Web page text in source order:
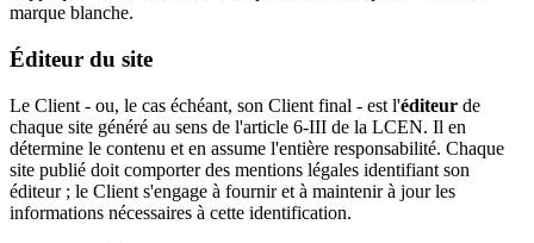
marque blanche.
Éditeur du site
Le Client - ou, le cas échéant, son Client final - est l'éditeur de
chaque site généré au sens de l'article 6-III de la LCEN. Il en
détermine le contenu et en assume l'entière responsabilité. Chaque
site publié doit comporter des mentions légales identifiant son
éditeur ; le Client s'engage à fournir et à maintenir à jour les
informations nécessaires à cette identification.